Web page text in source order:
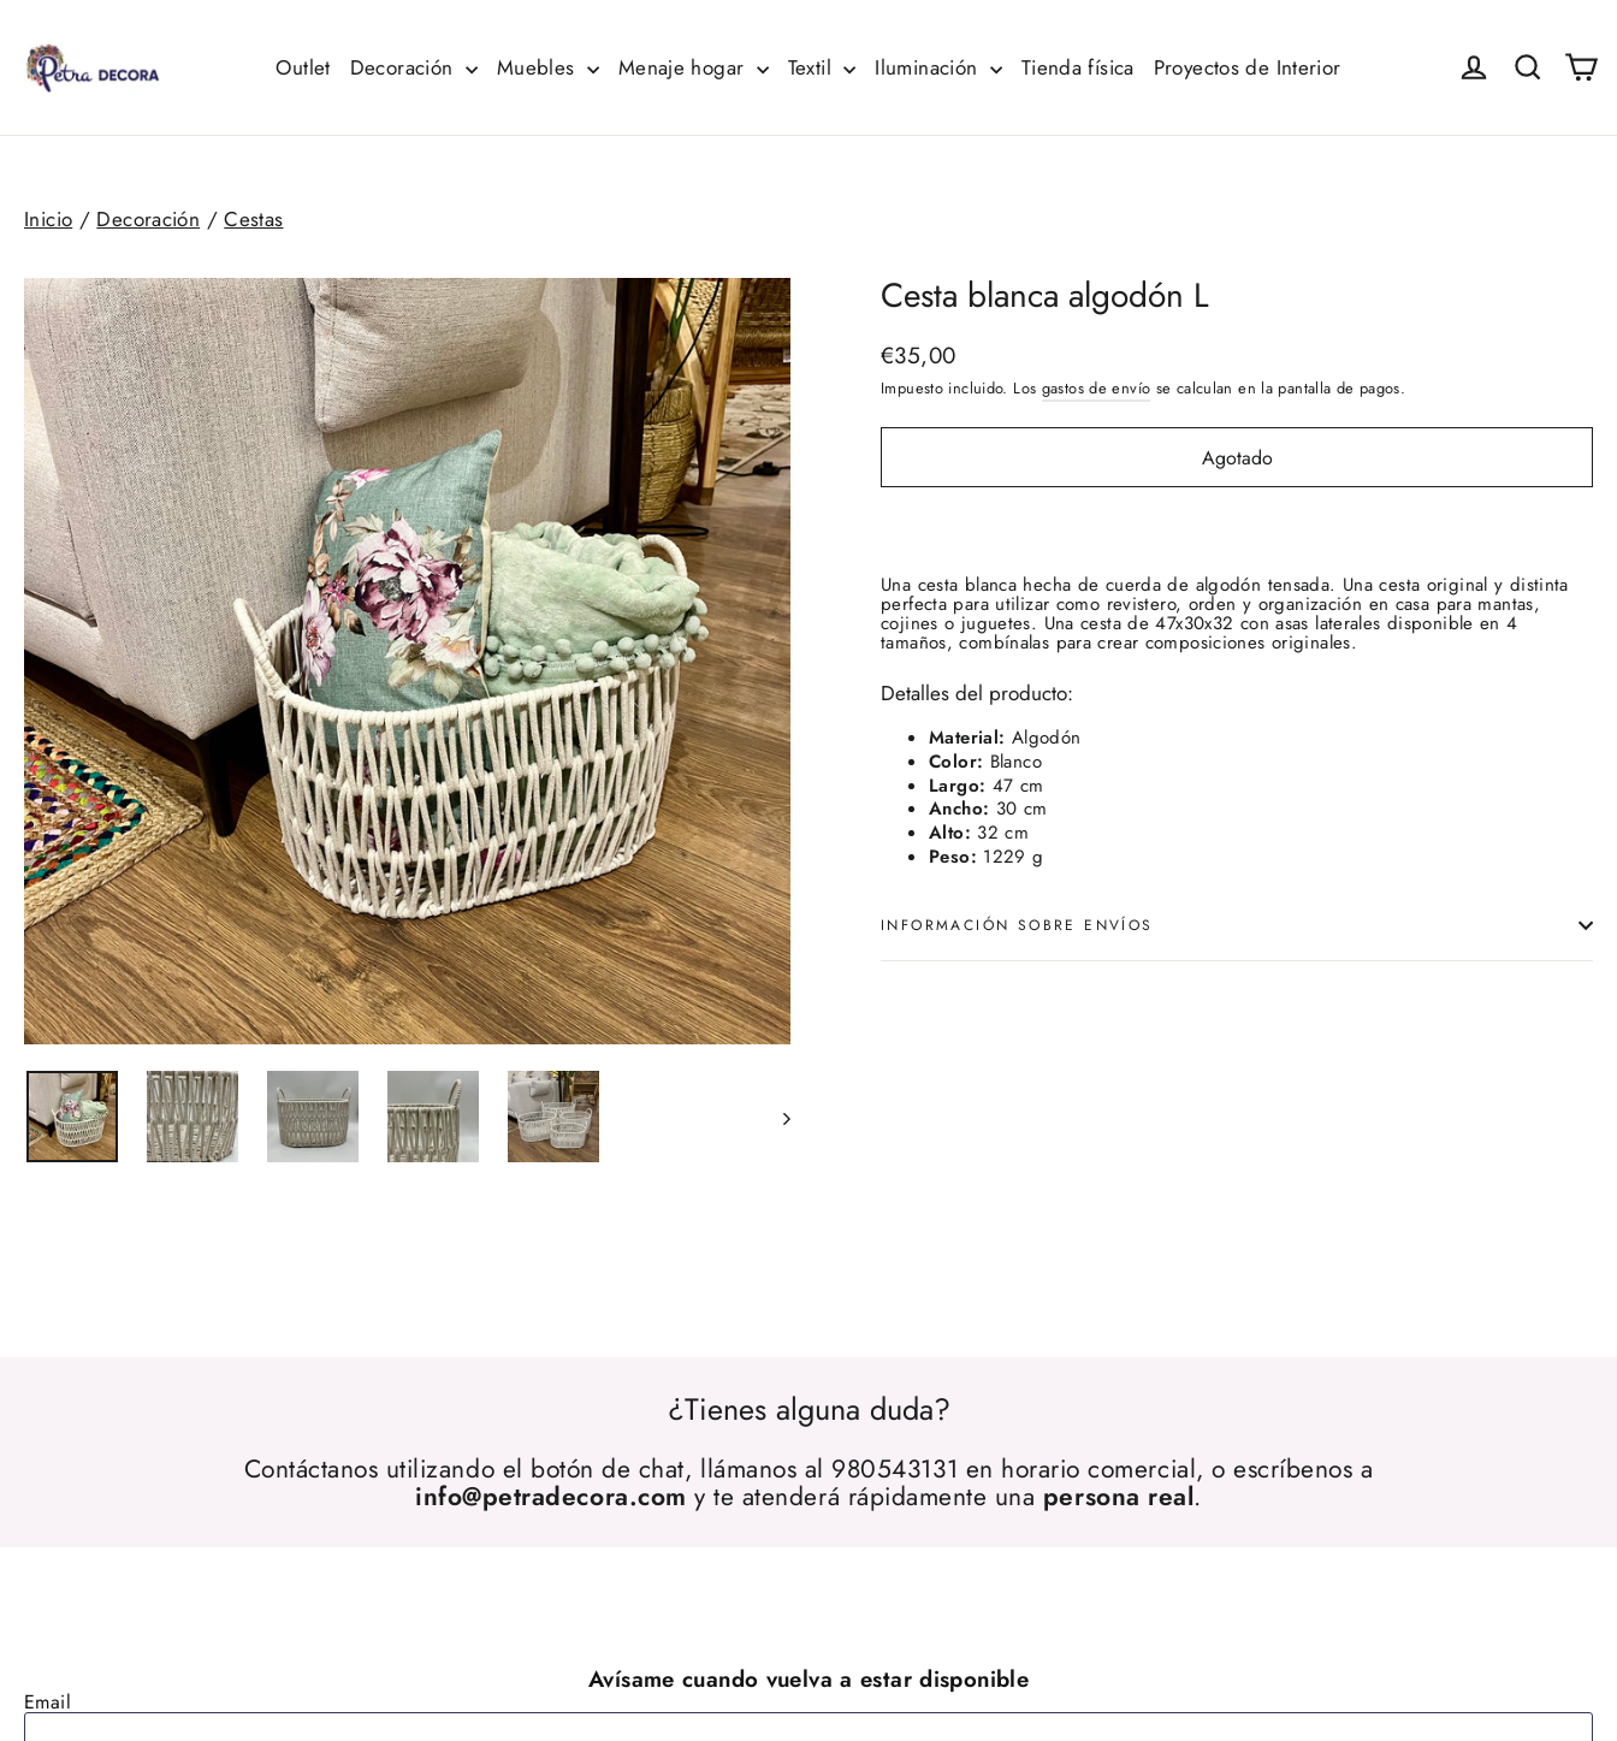
contenido Outlet Decoración Muebles Menaje hogar Textil Iluminación Tienda física Proyectos de Interior Iniciar sesión
Buscar
Inicio / Decoración / Cestas
Cesta blanca algodón L
Precio
habitual
€35,00
Impuesto incluido. Los gastos de envío se calculan en la pantalla de pagos.
Agotado
Una cesta blanca hecha de cuerda de algodón tensada. Una cesta original y distinta
perfecta para utilizar como revistero, orden y organización en casa para mantas,
cojines o juguetes. Una cesta de 47x30x32 con asas laterales disponible en 4
tamaños, combínalas para crear composiciones originales.
Detalles del producto:
Material: Algodón
Color: Blanco
Largo: 47 cm
Ancho: 30 cm
Alto: 32 cm
Peso: 1229 g
INFORMACIÓN SOBRE ENVÍOS
¿Tienes alguna duda?
Contáctanos utilizando el botón de chat, llámanos al 980543131 en horario comercial, o escríbenos a
info@petradecora.com y te atenderá rápidamente una persona real.